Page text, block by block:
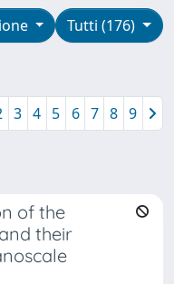
Tutti (176)
3 4 5 6 7 8 9
of the
their